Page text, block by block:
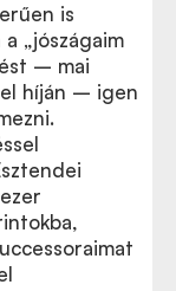
is
„jószágaim
– mai
híján – igen